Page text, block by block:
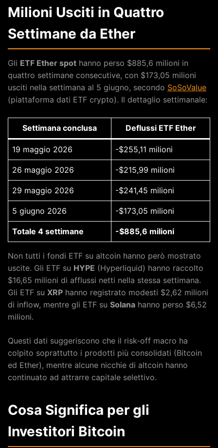
Milioni Usciti in Quattro
Settimane da Ether
Gli ETF Ether spot hanno perso $885,6 milioni in
quattro settimane consecutive, con $173,05 milioni
usciti nella settimana al 5 giugno, secondo SoSoValue
(piattaforma dati ETF crypto). Il dettaglio settimanale:
Settimana conclusa Deflussi ETF Ether
19 maggio 2026 -$255,11 milioni
26 maggio 2026 -$215,99 milioni
29 maggio 2026 -$241,45 milioni
5 giugno 2026 -$173,05 milioni
Totale 4 settimane -$885,6 milioni
Non tutti i fondi ETF su altcoin hanno però mostrato
uscite. Gli ETF su HYPE (Hyperliquid) hanno raccolto
$16,65 milioni di afflussi netti nella stessa settimana.
Gli ETF su XRP hanno registrato modesti $2,62 milioni
di inflow, mentre gli ETF su Solana hanno perso $6,52
milioni.
Questi dati suggeriscono che il risk-off macro ha
colpito soprattutto i prodotti più consolidati (Bitcoin
ed Ether), mentre alcune nicchie di altcoin hanno
continuato ad attrarre capitale selettivo.
Cosa Significa per gli
Investitori Bitcoin